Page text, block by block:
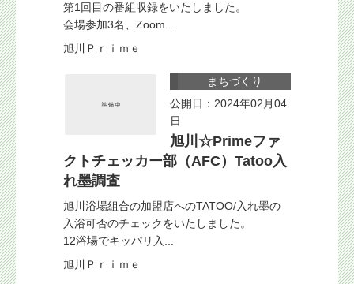
第1回目の番組収録をいたしました。
会場参加3名、Zoom...
旭川Ｐｒｉｍｅ
まちづくり
公開日：2024年02月04
日
旭川☆Primeファ
クトチェッカー部（AFC）Tatoo入
れ墨調査
旭川浴場組合の加盟店へのTATOO/入れ墨の
入浴可否のチェックをいたしました。
12浴場でキッパリ入...
旭川Ｐｒｉｍｅ